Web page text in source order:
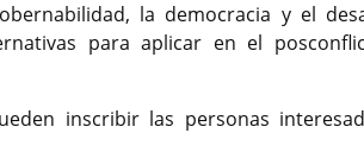
la democracia y el
para aplicar en el
inscribir las personas